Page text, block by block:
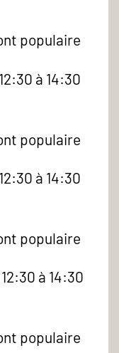
populaire
à 14:30
populaire
à 14:30
populaire
à 14:30
populaire